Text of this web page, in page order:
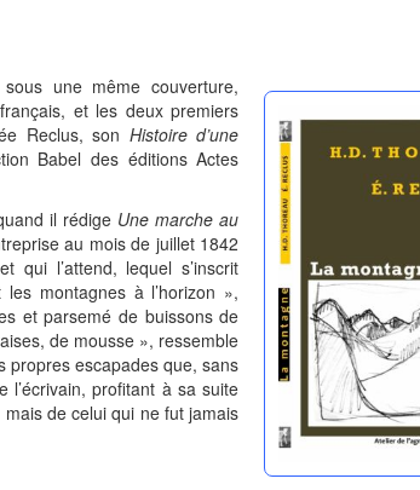
une même couverture,
et les deux premiers
Reclus, son Histoire d’une
Babel des éditions Actes
il rédige Une marche au
au mois de juillet 1842
qui l’attend, lequel s’inscrit
montagnes à l’horizon »,
et parsemé de buissons de
de mousse », ressemble
propres escapades que, sans
l’écrivain, profitant à sa suite
de celui qui ne fut jamais